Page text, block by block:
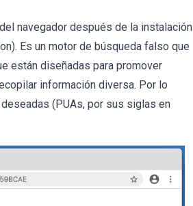
navegador después de la instalación
Es un motor de búsqueda falso que
están diseñadas para promover
información diversa. Por lo
(PUAs, por sus siglas en